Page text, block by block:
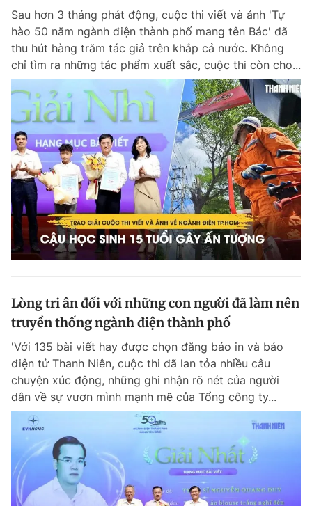
Giấy phép xuất bản số 110/GP - BTTTT cấp ngày 24.3.2020
© 2003-2026 Bản quyền thuộc về Báo Thanh Niên. Cấm sao chép
dưới mọi hình thức nếu không có sự chấp thuận bằng văn bản.
Phát triển bởi ePi Technologies, JSC.
Sau hơn 3 tháng phát động, cuộc thi viết và ảnh 'Tự
hào 50 năm ngành điện thành phố mang tên Bác' đã
thu hút hàng trăm tác giả trên khắp cả nước. Không
chỉ tìm ra những tác phẩm xuất sắc, cuộc thi còn cho...
Lòng tri ân đối với những con người đã làm nên
truyền thống ngành điện thành phố
'Với 135 bài viết hay được chọn đăng báo in và báo
điện tử Thanh Niên, cuộc thi đã lan tỏa nhiều câu
chuyện xúc động, những ghi nhận rõ nét của người
dân về sự vươn mình mạnh mẽ của Tổng công ty...